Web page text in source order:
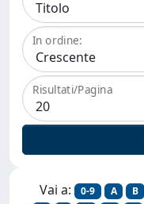
In ordine:
Risultati/Pagina
Vai a: 0-9 A B